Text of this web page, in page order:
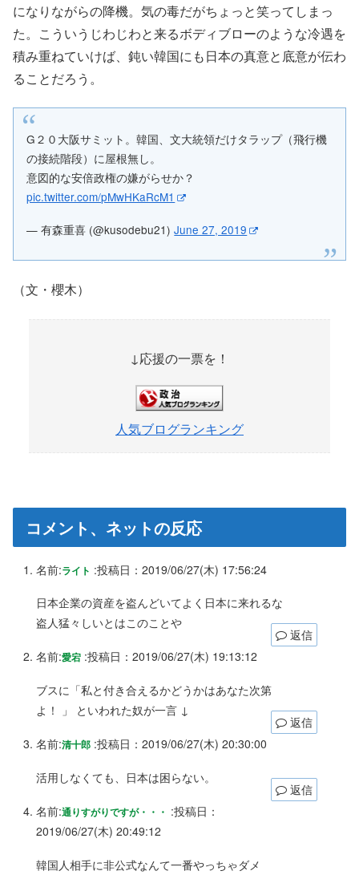
になりながらの降機。気の毒だがちょっと笑ってしまっ
た。こういうじわじわと来るボディブローのような冷遇を
積み重ねていけば、鈍い韓国にも日本の真意と底意が伝わ
ることだろう。
G２０大阪サミット。韓国、文大統領だけタラップ（飛行機
の接続階段）に屋根無し。
意図的な安倍政権の嫌がらせか？
pic.twitter.com/pMwHKaRcM1
— 有森重喜 (@kusodebu21)June 27, 2019
（文・櫻木）
↓応援の一票を！
人気ブログランキング
コメント、ネットの反応
名前:ライト :投稿日：2019/06/27(木) 17:56:24
日本企業の資産を盗んどいてよく日本に来れるな
盗人猛々しいとはこのことや
返信
名前:愛宕:投稿日：2019/06/27(木) 19:13:12
ブスに「私と付き合えるかどうかはあなた次第
よ！ 」 といわれた奴が一言 ↓
返信
名前:清十郎:投稿日：2019/06/27(木) 20:30:00
活用しなくても、日本は困らない。
返信
名前:通りすがりですが・・・ :投稿日：
2019/06/27(木) 20:49:12
韓国人相手に非公式なんて一番やっちゃダメ